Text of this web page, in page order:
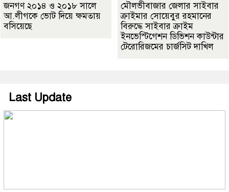
জনগণ ২০১৪ ও ২০১৮ সালে
আ.লীগকে ভোট দিয়ে ক্ষমতায়
বসিয়েছে
মৌলভীবাজার জেলার সাইবার
ক্রাইমার সোয়েবুর রহমানের
বিরুদ্ধে সাইবার ক্রাইম
ইনভেস্টিগেশন ডিভিশন কাউন্টার
টেরোরিজমের চার্জসিট দাখিল
Last Update